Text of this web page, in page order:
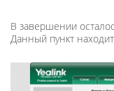
В завершении
Данный пункт